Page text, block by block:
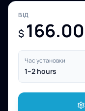
ВІД
$ 166.00
Час установки
1–2 hours